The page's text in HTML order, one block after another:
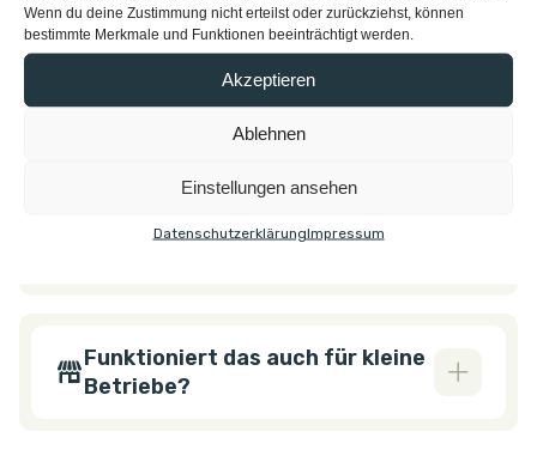
Wenn du deine Zustimmung nicht erteilst oder zurückziehst, können
bestimmte Merkmale und Funktionen beeinträchtigt werden.
Akzeptieren
Ablehnen
Einstellungen ansehen
DatenschutzerklärungImpressum
Bin ich als Mitglied zum Einkauf
verpflichtet?
Wie schnell sehe ich konkrete
Funktioniert das auch für kleine
Betriebe?